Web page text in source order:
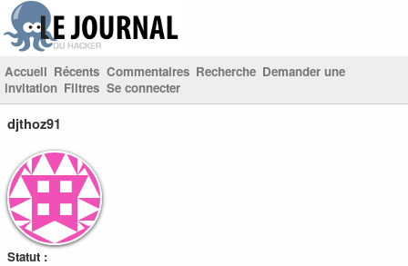
Accueil Récents Commentaires Recherche Demander une
invitation Filtres Se connecter
djthoz91
Statut :